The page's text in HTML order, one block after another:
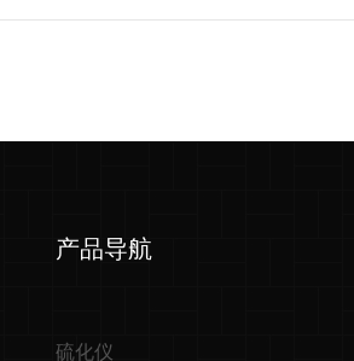
产品导航
硫化仪